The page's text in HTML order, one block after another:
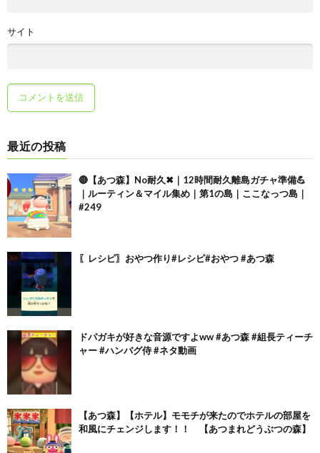
サイト
最近の投稿
🔴【あつ森】No耐久✖｜12時間耐久離島ガチャ準備💪
｜ルーティン＆マイル集め｜第1の島｜ここなっつ島｜
#249
〖レシピ〗おやつ作り#レシピ#おやつ #あつ森
ドパガキが好きな音源ですよww #あつ森 #組長ティーチ
ャー #ハンバグ侍 #ネタ動画
【あつ森】【ホテル】モモチが来たのでホテルの部屋を
和風にチェンジします！！ 【あつまれどうぶつの森】